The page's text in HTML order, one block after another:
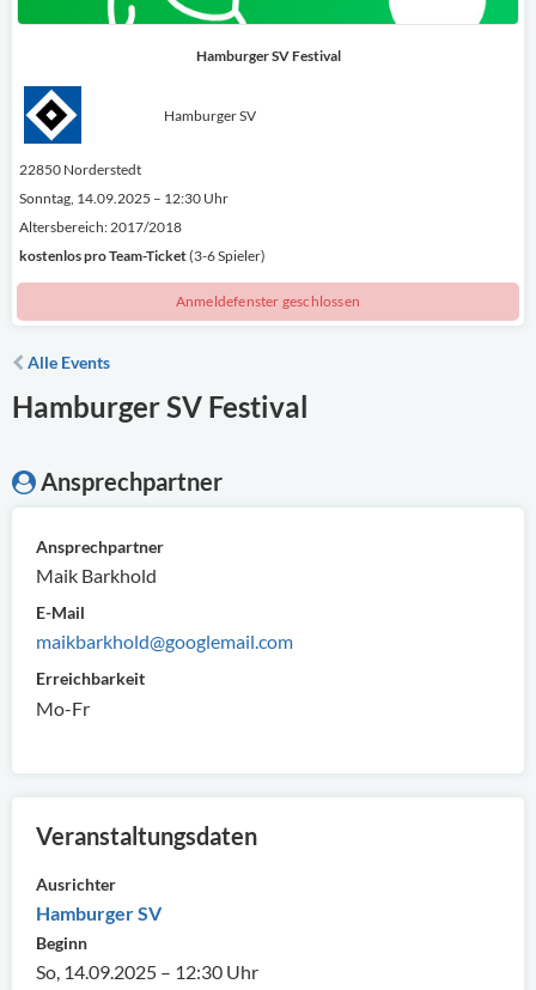
Hamburger SV Festival
Hamburger SV
22850 Norderstedt
Sonntag, 14.09.2025 – 12:30 Uhr
Altersbereich: 2017/2018
kostenlospro Team-Ticket(3-6 Spieler)
Anmeldefenster geschlossen
Alle Events
Hamburger SV Festival
Ansprechpartner
Ansprechpartner
Maik Barkhold
E-Mail
maikbarkhold@googlemail.com
Erreichbarkeit
Mo-Fr
Veranstaltungsdaten
Ausrichter
Hamburger SV
Beginn
So, 14.09.2025 – 12:30 Uhr